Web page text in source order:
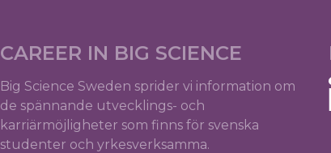
CAREER IN BIG SCIENCE
Big Science Sweden sprider vi information om
de spännande utvecklings- och
karriärmöjligheter som finns för svenska
studenter och yrkesverksamma.